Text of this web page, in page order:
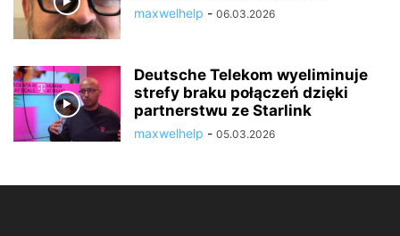
maxwelhelp - 06.03.2026
Deutsche Telekom wyeliminuje
strefy braku połączeń dzięki
partnerstwu ze Starlink
maxwelhelp - 05.03.2026